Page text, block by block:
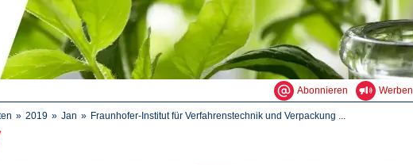
Abonnieren Werben
2019 Jan Fraunhofer-Institut für Verfahrenstechnik und Verpackung ...